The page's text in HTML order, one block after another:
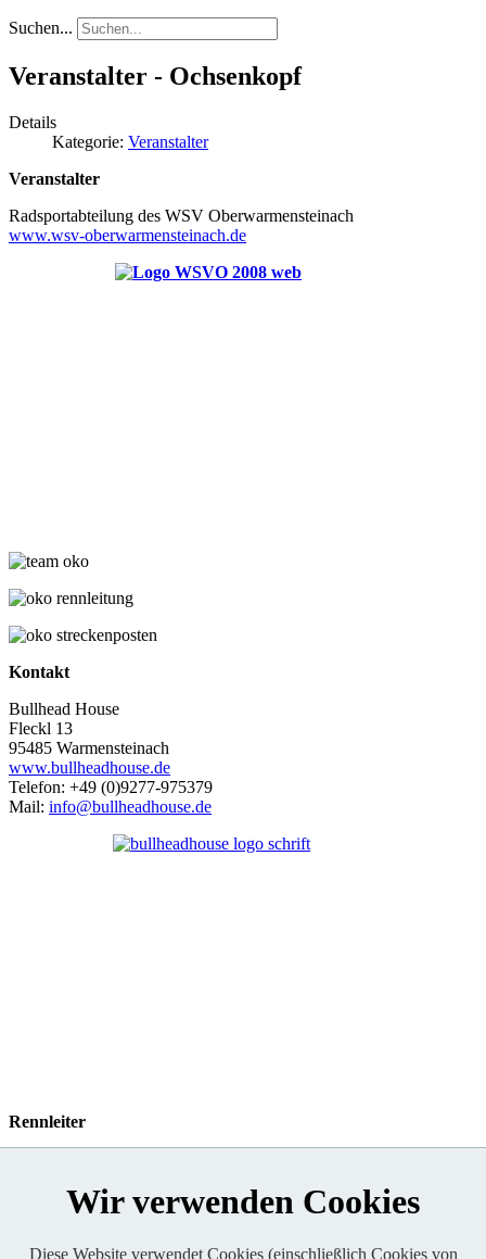
Suchen...
Veranstalter - Ochsenkopf
Details
Kategorie: Veranstalter
Veranstalter
Radsportabteilung des WSV Oberwarmensteinach
www.wsv-oberwarmensteinach.de
Kontakt
Bullhead House
Fleckl 13
95485 Warmensteinach
www.bullheadhouse.de
Telefon: +49 (0)9277-975379
Mail: info@bullheadhouse.de
Rennleiter
Wir verwenden Cookies
Diese Website verwendet Cookies (einschließlich Cookies von